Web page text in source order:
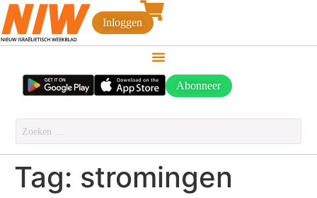
Inloggen
Abonneer
Tag: stromingen